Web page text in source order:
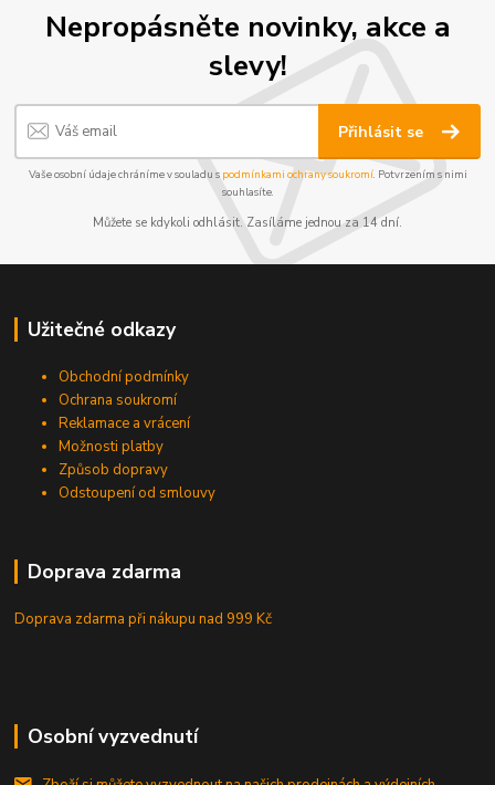
Nepropásněte novinky, akce a
slevy!
Přihlásit se
Vaše osobní údaje chráníme v souladu s podmínkami ochrany soukromí. Potvrzením s nimi
souhlasíte.
Můžete se kdykoli odhlásit. Zasíláme jednou za 14 dní.
Užitečné odkazy
Obchodní podmínky
Ochrana soukromí
Reklamace a vrácení
Možnosti platby
Způsob dopravy
Odstoupení od smlouvy
Doprava zdarma
Doprava zdarma při nákupunad 999 Kč
Osobní vyzvednutí